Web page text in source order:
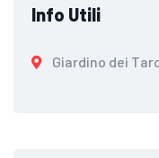
Info Utili
Giardino dei